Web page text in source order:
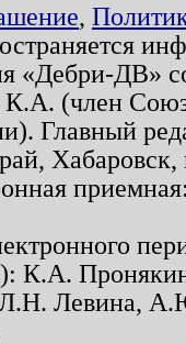
,
«Дебри-ДВ»
(член
Главный
К.А.
Левина,